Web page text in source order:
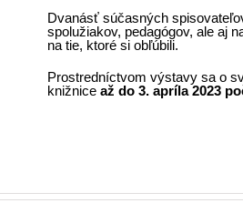
Dvanásť súčasných
spolužiakov, pedagógov, ale aj
na tie, ktoré si obľúbili.
Prostredníctvom výstavy sa o
knižnice až do 3. apríla 2023